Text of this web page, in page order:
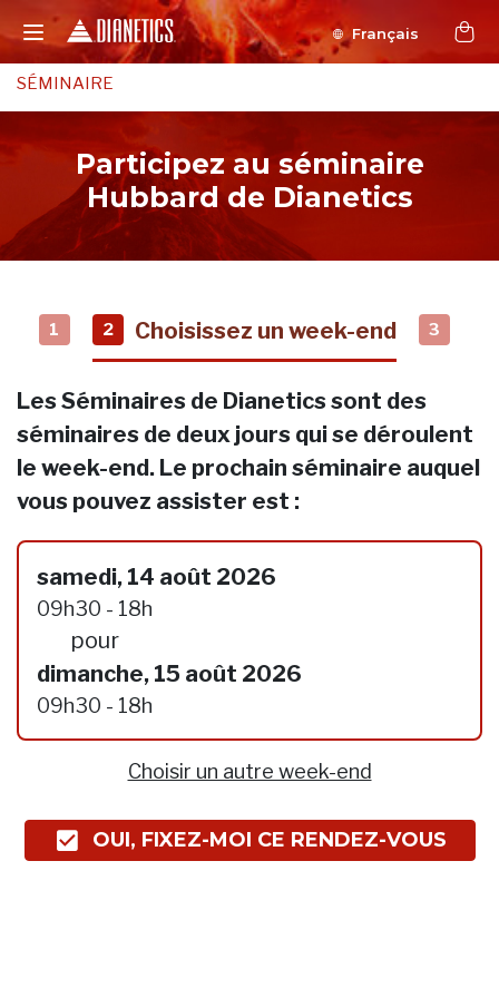
Français
SÉMINAIRE
Participez au séminaire
Hubbard de Dianetics
1 2 Choisissez un week-end 3
Les Séminaires de Dianetics sont des
séminaires de deux jours qui se déroulent
le week-end. Le prochain séminaire auquel
vous pouvez assister est :
samedi, 14 août 2026
09h30 - 18h
pour
dimanche, 15 août 2026
09h30 - 18h
Choisir un autre week-end
OUI, FIXEZ-MOI CE RENDEZ-VOUS